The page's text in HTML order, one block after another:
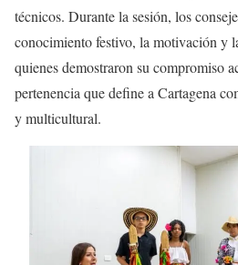
técnicos. Durante la sesión, los
conocimiento festivo, la motivación y
quienes demostraron su compromiso
pertenencia que define a Cartagena
y multicultural.